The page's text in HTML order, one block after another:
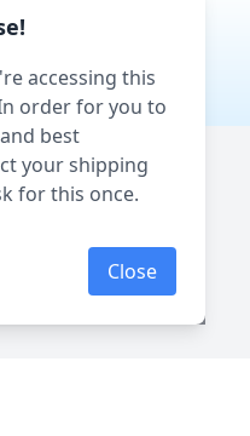
accessing this
order for you to
best
your shipping
for this once.
Close
/ Aroma King